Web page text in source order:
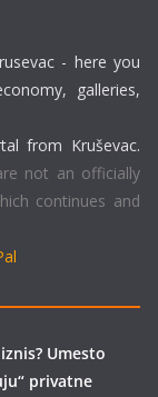
- here you
galleries,
from Kruševac.
not an officially
continues and
Umesto
privatne